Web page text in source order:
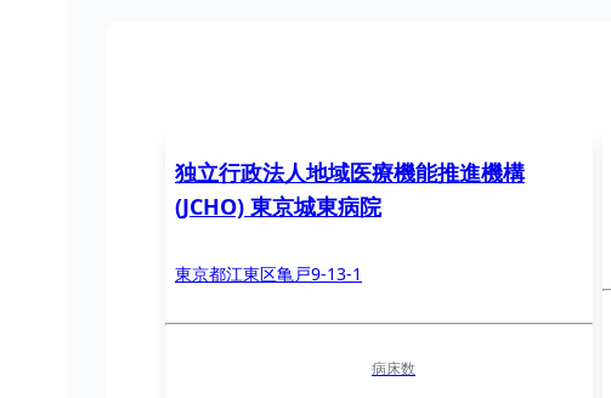
独立行政法人地域医療機能推進機構
(JCHO) 東京城東病院
東京都江東区亀戸9-13-1
病床数